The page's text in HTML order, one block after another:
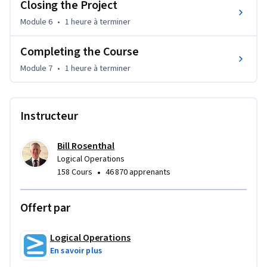
In this course, you will: identify the key processes and
plan for time and cost; plan for project risks,
communication, and change control; execute, manage, and
Closing the Project
Module 6 • 1 heure à terminer
Completing the Course
Module 7 • 1 heure à terminer
Instructeur
Bill Rosenthal
Logical Operations
158 Cours • 46 870 apprenants
Offert par
Logical Operations
En savoir plus